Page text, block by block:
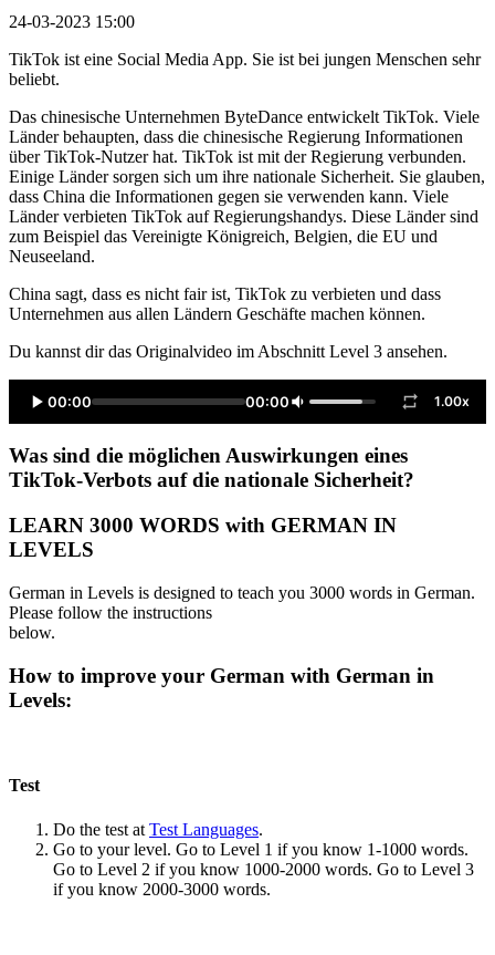
24-03-2023 15:00
TikTok ist eine Social Media App. Sie ist bei jungen Menschen sehr
beliebt.
Das chinesische Unternehmen ByteDance entwickelt TikTok. Viele
Länder behaupten, dass die chinesische Regierung Informationen
über TikTok-Nutzer hat. TikTok ist mit der Regierung verbunden.
Einige Länder sorgen sich um ihre nationale Sicherheit. Sie glauben,
dass China die Informationen gegen sie verwenden kann. Viele
Länder verbieten TikTok auf Regierungshandys. Diese Länder sind
zum Beispiel das Vereinigte Königreich, Belgien, die EU und
Neuseeland.
China sagt, dass es nicht fair ist, TikTok zu verbieten und dass
Unternehmen aus allen Ländern Geschäfte machen können.
Du kannst dir das Originalvideo im Abschnitt Level 3 ansehen.
00:00 00:00 1.00x
Was sind die möglichen Auswirkungen eines
TikTok-Verbots auf die nationale Sicherheit?
LEARN 3000 WORDS with GERMAN IN
LEVELS
German in Levels is designed to teach you 3000 words in German.
Please follow the instructions
below.
How to improve your German with German in
Levels:
Test
Do the test at Test Languages.
Go to your level. Go to Level 1 if you know 1-1000 words.
Go to Level 2 if you know 1000-2000 words. Go to Level 3
if you know 2000-3000 words.